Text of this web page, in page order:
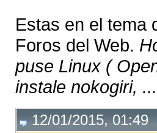
Estas en el tema
Foros del Web.
puse Linux (
instale nokogiri, ...
12/01/2015, 01:49